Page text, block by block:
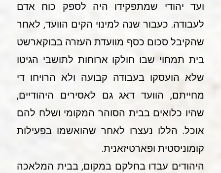
ועד יהודי שמתפקידו היה לספק כוח אדם
לעבודה. כעבור שנה למינוי הקים הוועד, לאחר
שהקיבל סכום כסף מוועדת העזרה בבוקארשט
בית תמחוי שבו חולקו ארוחות לתושבי הגיטו
שלא הועסקו בעבודה קבועה ולא הרויחו די
מחייתם, הוועד דאג גם לאסירים היהודיים,
שהיו כלואים בבית הסוהר המקומי ושלח להם
אוכל. הללו נעצרו לאחר שהואשמו בפעילות
קומוניסטית ופארטיזאנית.
היהודים עבדו בחלקם במקום, בבית המלאכה